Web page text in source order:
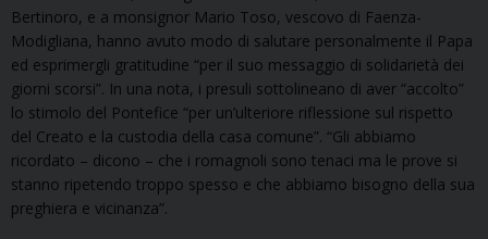
Bertinoro, e a monsignor Mario Toso, vescovo di Faenza-
Modigliana, hanno avuto modo di salutare personalmente il Papa
ed esprimergli gratitudine “per il suo messaggio di solidarietà dei
giorni scorsi”. In una nota, i presuli sottolineano di aver “accolto”
lo stimolo del Pontefice “per un’ulteriore riflessione sul rispetto
del Creato e la custodia della casa comune”. “Gli abbiamo
ricordato – dicono – che i romagnoli sono tenaci ma le prove si
stanno ripetendo troppo spesso e che abbiamo bisogno della sua
preghiera e vicinanza”.